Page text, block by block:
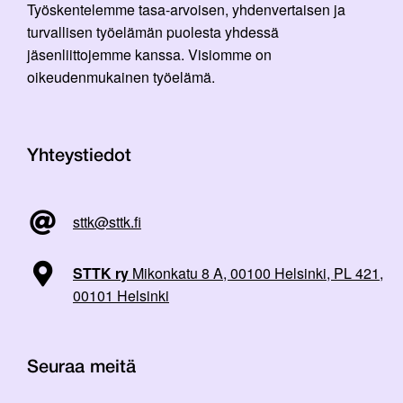
Työskentelemme tasa-arvoisen, yhdenvertaisen ja
turvallisen työelämän puolesta yhdessä
jäsenliittojemme kanssa. Visiomme on
oikeudenmukainen työelämä.
Yhteystiedot
sttk@sttk.fi
STTK ry Mikonkatu 8 A, 00100 Helsinki, PL 421,
00101 Helsinki
Seuraa meitä